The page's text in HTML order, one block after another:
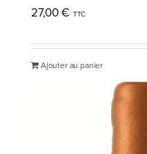
27,00€
Ajouter au panier